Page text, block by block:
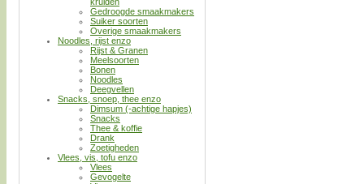
Gedroogde smaakmakers
Suiker soorten
Overige smaakmakers
Noodles, rijst enzo
Rijst & Granen
Meelsoorten
Bonen
Noodles
Deegvellen
Snacks, snoep, thee enzo
Dimsum (-achtige hapjes)
Snacks
Thee & koffie
Drank
Zoetigheden
Vlees, vis, tofu enzo
Vlees
Gevogelte